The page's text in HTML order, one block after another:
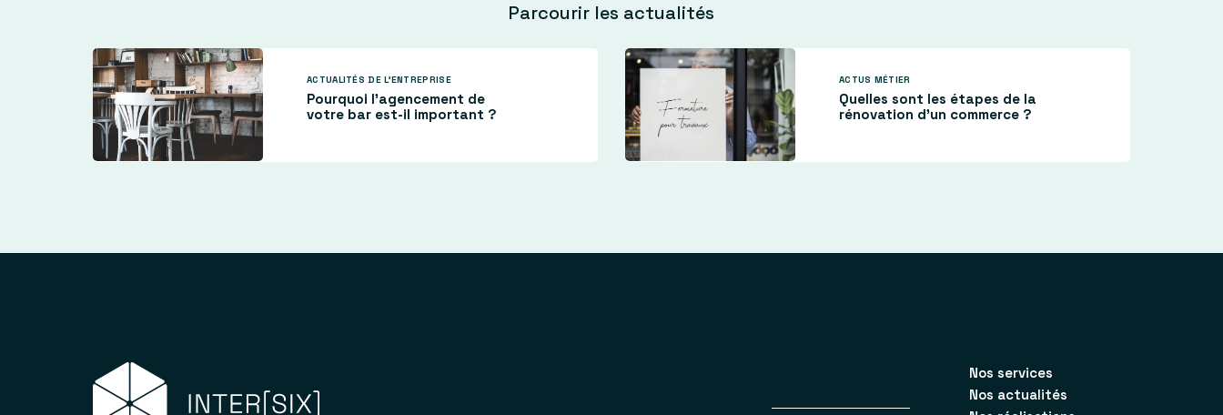
Parcourir les actualités
ACTUALITÉS DE L'ENTREPRISE
Pourquoi l’agencement de
votre bar est-il important ?
ACTUS MÉTIER
Quelles sont les étapes de la
rénovation d’un commerce ?
Nos services
Nos actualités